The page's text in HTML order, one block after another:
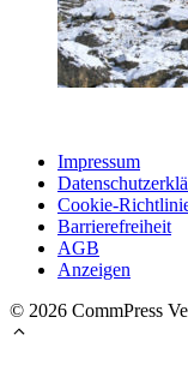
Impressum
Cookie-
Barrierefreiheit
AGB
Anzeigen
© 2026 CommPress